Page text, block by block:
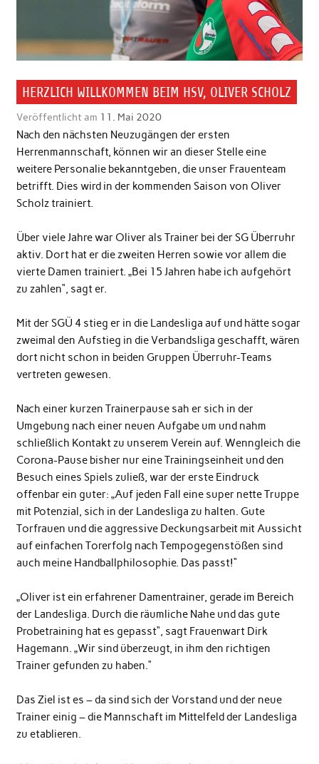
HERZLICH WILLKOMMEN BEIM HSV, OLIVER SCHOLZ
Veröffentlicht am 11. Mai 2020
Nach den nächsten Neuzugängen der ersten
Herrenmannschaft, können wir an dieser Stelle eine
weitere Personalie bekanntgeben, die unser Frauenteam
betrifft. Dies wird in der kommenden Saison von Oliver
Scholz trainiert.
Über viele Jahre war Oliver als Trainer bei der SG Überruhr
aktiv. Dort hat er die zweiten Herren sowie vor allem die
vierte Damen trainiert. „Bei 15 Jahren habe ich aufgehört
zu zahlen“, sagt er.
Mit der SGÜ 4 stieg er in die Landesliga auf und hätte sogar
zweimal den Aufstieg in die Verbandsliga geschafft, wären
dort nicht schon in beiden Gruppen Überruhr-Teams
vertreten gewesen.
Nach einer kurzen Trainerpause sah er sich in der
Umgebung nach einer neuen Aufgabe um und nahm
schließlich Kontakt zu unserem Verein auf. Wenngleich die
Corona-Pause bisher nur eine Trainingseinheit und den
Besuch eines Spiels zuließ, war der erste Eindruck
offenbar ein guter: „Auf jeden Fall eine super nette Truppe
mit Potenzial, sich in der Landesliga zu halten. Gute
Torfrauen und die aggressive Deckungsarbeit mit Aussicht
auf einfachen Torerfolg nach Tempogegenstößen sind
auch meine Handballphilosophie. Das passt!“
„Oliver ist ein erfahrener Damentrainer, gerade im Bereich
der Landesliga. Durch die räumliche Nahe und das gute
Probetraining hat es gepasst“, sagt Frauenwart Dirk
Hagemann. „Wir sind überzeugt, in ihm den richtigen
Trainer gefunden zu haben.“
Das Ziel ist es – da sind sich der Vorstand und der neue
Trainer einig – die Mannschaft im Mittelfeld der Landesliga
zu etablieren.